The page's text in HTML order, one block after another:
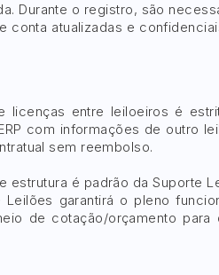
Durante o registro, são
atualizadas e
entre leiloeiros é
com informações de outro
sem reembolso.
é padrão da Suporte
garantirá o pleno
de cotação/orçamento